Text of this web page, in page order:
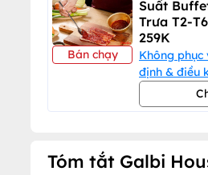
Bán chạy
Suất
Trưa T2-
259K
Không phục
định & điều
này.
Tóm tắt Galbi